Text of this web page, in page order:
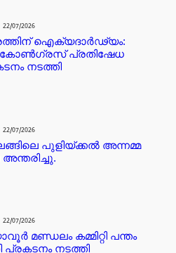
22/07/2026
ഐക്യദാർഢ്യം:
കോൺഗ്രസ് പ്രതിഷേധ
നടത്തി
22/07/2026
പുളിയ്ക്കൽ അന്നമ്മ
അന്തരിച്ചു.
22/07/2026
കമ്മിറ്റി പന്തം
നടത്തി